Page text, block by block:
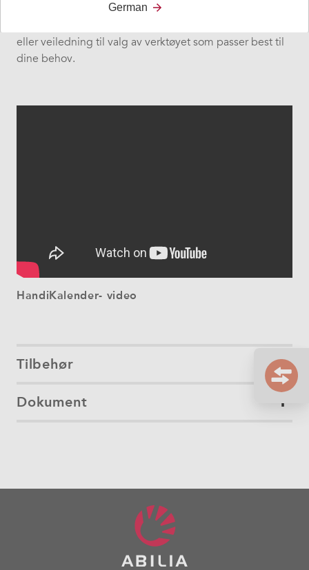
Ta kontakt med en av våre hjelpemiddelkonsulenter
eller veiledning til valg av verktøyet som passer best til
dine behov.
HandiKalender- video
Tilbehør
Dokument
German